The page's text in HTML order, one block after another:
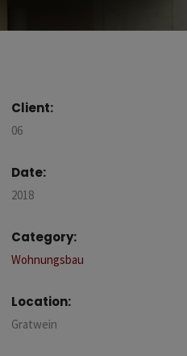
Client:
06
Date:
2018
Category:
Wohnungsbau
Location:
Gratwein